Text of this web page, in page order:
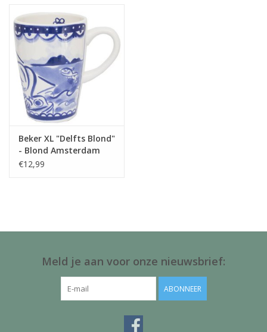
Beker XL "Delfts Blond"
- Blond Amsterdam
€12,99
Meld je aan voor onze nieuwsbrief:
ABONNEER